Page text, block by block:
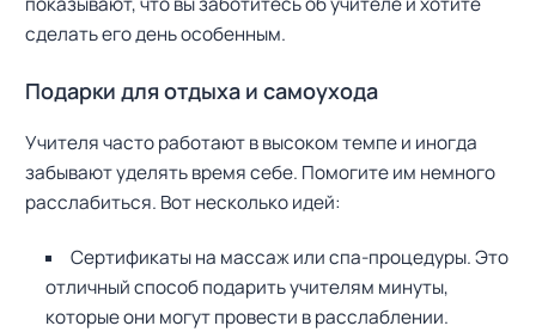
сделать его день особенным.
Подарки для отдыха и самоухода
Учителя часто работают в высоком темпе и иногда
забывают уделять время себе. Помогите им немного
расслабиться. Вот несколько идей:
Сертификаты на массаж или спа-процедуры. Это
отличный способ подарить учителям минуты,
которые они могут провести в расслаблении.